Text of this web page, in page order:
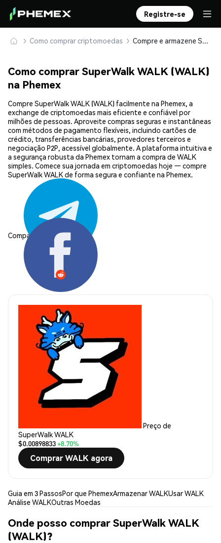
Registre-se
Como comprar criptomoedas Compre e armazene SuperWalk WALK (WALK) com segurança
Como comprar SuperWalk WALK (WALK)
na Phemex
Compre SuperWalk WALK (WALK) facilmente na Phemex, a
exchange de criptomoedas mais eficiente e confiável por
milhões de pessoas. Aproveite compras seguras e instantâneas
com métodos de pagamento flexíveis, incluindo cartões de
crédito, transferências bancárias, provedores terceiros e
negociação P2P, acessível globalmente. A plataforma intuitiva e
a segurança robusta da Phemex tornam a compra de WALK
simples. Comece sua jornada em criptomoedas hoje — compre
SuperWalk WALK de forma segura e confiante na Phemex.
Compartilhar:
Preço de
SuperWalk WALK
$0.00898833+8.70%
Comprar WALK agora
Guia em 3 PassosPor que PhemexArmazenar WALKUsar WALK
Análise WALKOutras Moedas
Onde posso comprar SuperWalk WALK
(WALK)?